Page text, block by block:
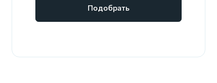
Подобрать